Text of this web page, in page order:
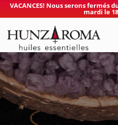
VACANCES! Nous serons fermés
mardi le